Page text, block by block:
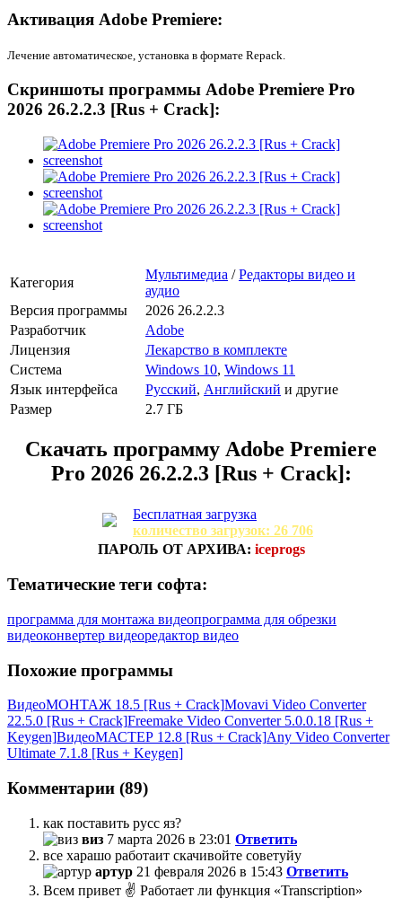
Активация Adobe Premiere:
Лечение автоматическое, установка в формате Repack.
Скриншоты программы Adobe Premiere Pro
2026 26.2.2.3 [Rus + Crack]:
Категория
Мультимедиа /Редакторы видео и
аудио
Версия программы
2026 26.2.2.3
Разработчик
Adobe
Лицензия
Лекарство в комплекте
Система
Windows 10, Windows 11
Язык интерфейса
Русский, Английский и другие
Размер
2.7 ГБ
Скачать программу Adobe Premiere
Pro 2026 26.2.2.3 [Rus + Crack]:
Бесплатная загрузка
количество загрузок: 26 706
ПАРОЛЬ ОТ АРХИВА: iceprogs
Тематические теги софта:
программа для монтажа видеопрограмма для обрезки
видеоконвертер видеоредактор видео
Похожие программы
ВидеоМОНТАЖ 18.5 [Rus + Crack]Movavi Video Converter
22.5.0 [Rus + Crack]Freemake Video Converter 5.0.0.18 [Rus +
Keygen]ВидеоМАСТЕР 12.8 [Rus + Crack]Any Video Converter
Ultimate 7.1.8 [Rus + Keygen]
Комментарии (89)
как поставить русс яз?
виз 7 марта 2026 в 23:01 Ответить
все харашо работаит скачивойте советуйу
артур 21 февраля 2026 в 15:43 Ответить
Всем привет ✌️ Работает ли функция «Transcription»